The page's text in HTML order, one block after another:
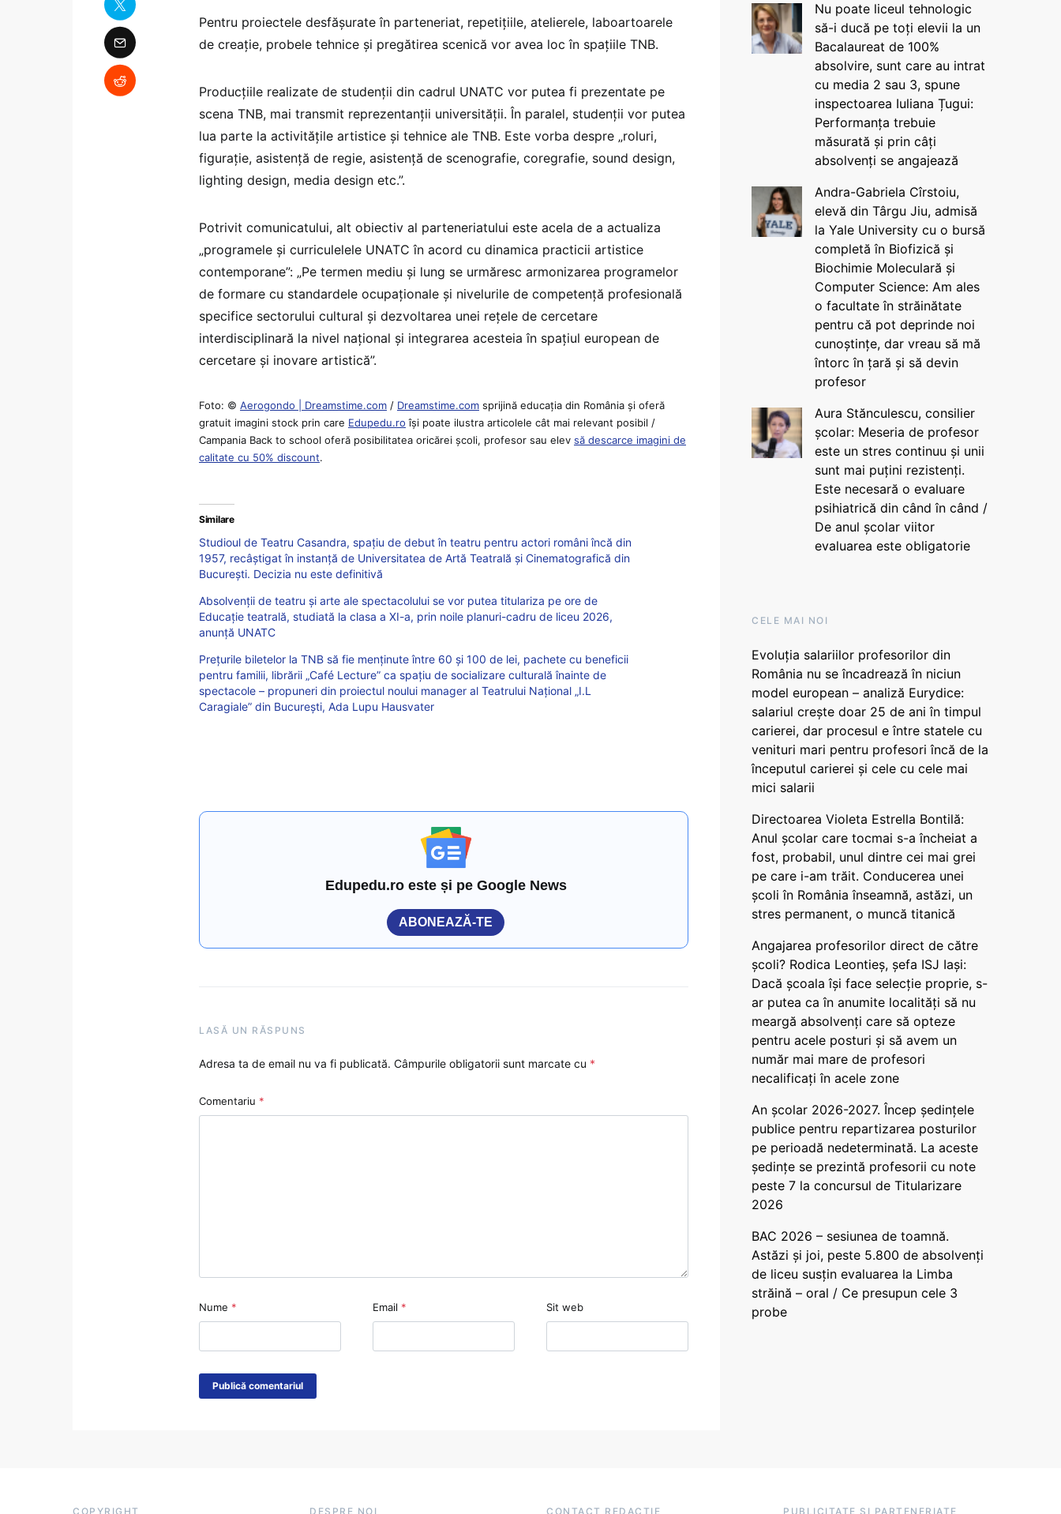
Pentru proiectele desfășurate în parteneriat, repetițiile, atelierele, laboartoarele
de creație, probele tehnice și pregătirea scenică vor avea loc în spațiile TNB.
Producțiile realizate de studenții din cadrul UNATC vor putea fi prezentate pe
scena TNB, mai transmit reprezentanții universității. În paralel, studenții vor putea
lua parte la activitățile artistice și tehnice ale TNB. Este vorba despre „roluri,
figurație, asistență de regie, asistență de scenografie, coregrafie, sound design,
lighting design, media design etc.”.
Potrivit comunicatului, alt obiectiv al parteneriatului este acela de a actualiza
„programele și curriculelele UNATC în acord cu dinamica practicii artistice
contemporane”: „Pe termen mediu și lung se urmăresc armonizarea programelor
de formare cu standardele ocupaţionale şi nivelurile de competenţă profesională
specifice sectorului cultural și dezvoltarea unei reţele de cercetare
interdisciplinară la nivel naţional şi integrarea acesteia în spaţiul european de
cercetare şi inovare artistică”.
Foto: © Aerogondo | Dreamstime.com / Dreamstime.com sprijină educaţia din România şi oferă
gratuit imagini stock prin care Edupedu.ro îşi poate ilustra articolele cât mai relevant posibil /
Campania Back to school oferă posibilitatea oricărei școli, profesor sau elev să descarce imagini de
calitate cu 50% discount.
Similare
Studioul de Teatru Casandra, spațiu de debut în teatru pentru actori români încă din
1957, recâștigat în instanță de Universitatea de Artă Teatrală și Cinematografică din
București. Decizia nu este definitivă
Absolvenții de teatru și arte ale spectacolului se vor putea titulariza pe ore de
Educație teatrală, studiată la clasa a XI-a, prin noile planuri-cadru de liceu 2026,
anunță UNATC
Prețurile biletelor la TNB să fie menținute între 60 și 100 de lei, pachete cu beneficii
pentru familii, librării „Café Lecture” ca spațiu de socializare culturală înainte de
spectacole – propuneri din proiectul noului manager al Teatrului Național „I.L
Caragiale” din București, Ada Lupu Hausvater
Edupedu.ro este și pe Google News
ABONEAZĂ-TE
LASĂ UN RĂSPUNS
Adresa ta de email nu va fi publicată. Câmpurile obligatorii sunt marcate cu *
Comentariu *
Nume * Email * Sit web
Nu poate liceul tehnologic
să-i ducă pe toți elevii la un
Bacalaureat de 100%
absolvire, sunt care au intrat
cu media 2 sau 3, spune
inspectoarea Iuliana Țugui:
Performanța trebuie
măsurată și prin câți
absolvenți se angajează
Andra-Gabriela Cîrstoiu,
elevă din Târgu Jiu, admisă
la Yale University cu o bursă
completă în Biofizică și
Biochimie Moleculară și
Computer Science: Am ales
o facultate în străinătate
pentru că pot deprinde noi
cunoștințe, dar vreau să mă
întorc în țară și să devin
profesor
Aura Stănculescu, consilier
școlar: Meseria de profesor
este un stres continuu și unii
sunt mai puțini rezistenți.
Este necesară o evaluare
psihiatrică din când în când /
De anul școlar viitor
evaluarea este obligatorie
CELE MAI NOI
Evoluția salariilor profesorilor din
România nu se încadrează în niciun
model european – analiză Eurydice:
salariul crește doar 25 de ani în timpul
carierei, dar procesul e între statele cu
venituri mari pentru profesori încă de la
începutul carierei și cele cu cele mai
mici salarii
Directoarea Violeta Estrella Bontilă:
Anul școlar care tocmai s-a încheiat a
fost, probabil, unul dintre cei mai grei
pe care i-am trăit. Conducerea unei
școli în România înseamnă, astăzi, un
stres permanent, o muncă titanică
Angajarea profesorilor direct de către
școli? Rodica Leontieș, șefa ISJ Iași:
Dacă școala își face selecție proprie, s-
ar putea ca în anumite localități să nu
meargă absolvenți care să opteze
pentru acele posturi și să avem un
număr mai mare de profesori
necalificați în acele zone
An școlar 2026-2027. Încep ședințele
publice pentru repartizarea posturilor
pe perioadă nedeterminată. La aceste
ședințe se prezintă profesorii cu note
peste 7 la concursul de Titularizare
2026
BAC 2026 – sesiunea de toamnă.
Astăzi și joi, peste 5.800 de absolvenți
de liceu susțin evaluarea la Limba
străină – oral / Ce presupun cele 3
probe
COPYRIGHT DESPRE NOI CONTACT REDACȚIE PUBLICITATE ȘI PARTENERIATE